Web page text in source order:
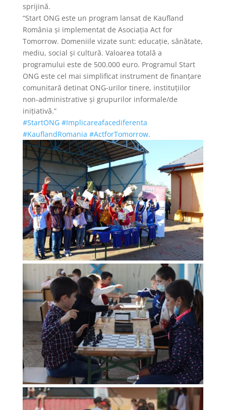
sprijină.
“Start ONG este un program lansat de Kaufland
România și implementat de Asociația Act for
Tomorrow. Domeniile vizate sunt: educație, sănătate,
mediu, social și cultură. Valoarea totală a
programului este de 500.000 euro. Programul Start
ONG este cel mai simplificat instrument de finanțare
comunitară detinat ONG-urilor tinere, instituțiilor
non-administrative și grupurilor informale/de
inițiativă.”
#StartONG #Implicareafacediferenta
#KauflandRomania #ActforTomorrow.